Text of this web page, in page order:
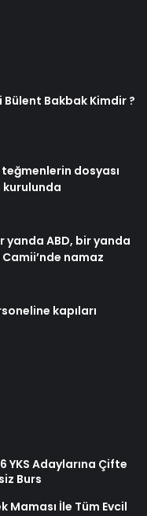
Bülent Bakbak Kimdir ?
dosyası
kurulunda
yanda ABD, bir yanda
Camii’nde namaz
kapıları
YKS Adaylarına Çifte
Burs
Maması İle Tüm Evcil